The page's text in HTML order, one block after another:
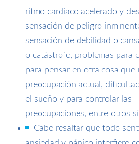
ritmo cardiaco acelerado y
sensación de peligro
sensación de debilidad o
o catástrofe, problemas para
para pensar en otra cosa que
preocupación actual,
el sueño y para controlar las
preocupaciones, entre otros
Cabe resaltar que todo